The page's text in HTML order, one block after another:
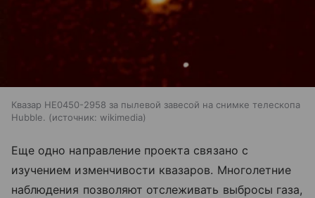
Квазар HE0450-2958 за пылевой завесой на снимке телескопа
Hubble.
источник: wikimedia
Еще одно направление проекта связано с
изучением изменчивости квазаров. Многолетние
наблюдения позволяют отслеживать выбросы газа,